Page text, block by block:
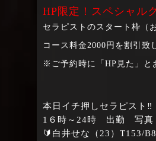
HP限定！スペシャル
セラピストのスタート枠（
コース料金2000円を割引致
※ご予約時に「HP見た」
本日イチ押しセラピスト‼
1６時～24時 出勤 写真
🔰白井せな（23）T153/